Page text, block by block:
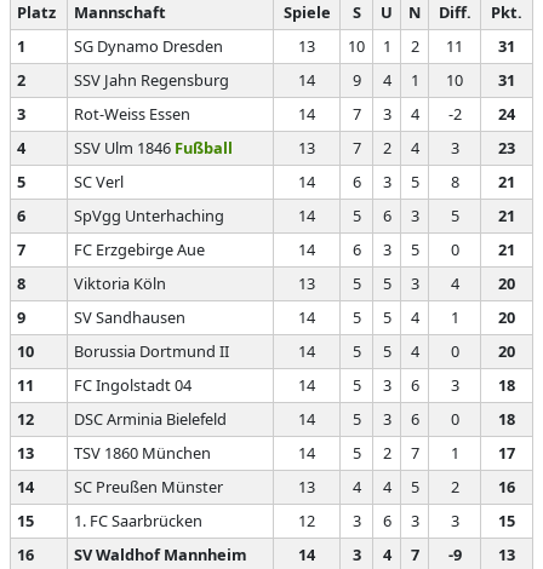
Platz Mannschaft Spiele S U N Diff.
Pkt.
1
SG Dynamo Dresden 13 10 1 2 11
31
2
SSV Jahn Regensburg 14 9 4 1 10
31
3
Rot-Weiss Essen 14 7 3 4 -2
24
4
SSV Ulm 1846 Fußball 13 7 2 4 3
23
5
SC Verl 14 6 3 5 8
21
6
SpVgg Unterhaching 14 5 6 3 5
21
7
FC Erzgebirge Aue 14 6 3 5 0
21
8
Viktoria Köln 13 5 5 3 4
20
9
SV Sandhausen 14 5 5 4 1
20
10
Borussia Dortmund II 14 5 5 4 0
20
11
FC Ingolstadt 04 14 5 3 6 3
18
12
DSC Arminia Bielefeld 14 5 3 6 0
18
13
TSV 1860 München 14 5 2 7 1
17
14
SC Preußen Münster 13 4 4 5 2
16
15
1. FC Saarbrücken 12 3 6 3 3
15
16
SV Waldhof Mannheim 14 3 4 7 -9
13